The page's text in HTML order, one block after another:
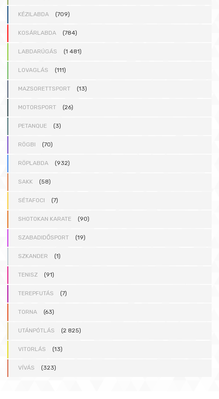
KÉZILABDA (709)
KOSÁRLABDA (784)
LABDARÚGÁS (1 481)
LOVAGLÁS (111)
MAZSORETTSPORT (13)
MOTORSPORT (26)
PETANQUE (3)
RÖGBI (70)
RÖPLABDA (932)
SAKK (58)
SÉTAFOCI (7)
SHOTOKAN KARATE (90)
SZABADIDŐSPORT (19)
SZKANDER (1)
TENISZ (91)
TEREPFUTÁS (7)
TORNA (63)
UTÁNPÓTLÁS (2 825)
VITORLÁS (13)
VÍVÁS (323)